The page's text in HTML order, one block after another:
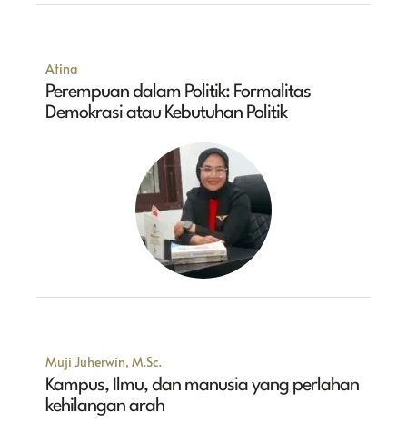
Atina
Perempuan dalam Politik: Formalitas
Demokrasi atau Kebutuhan Politik
Muji Juherwin, M.Sc.
Kampus, Ilmu, dan manusia yang perlahan
kehilangan arah